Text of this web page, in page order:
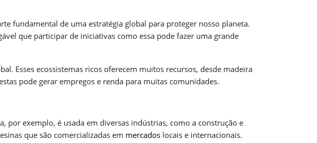
fundamental de uma estratégia global para proteger nosso planeta.
que participar de iniciativas como essa pode fazer uma grande
Esses ecossistemas ricos oferecem muitos recursos, desde madeira
pode gerar empregos e renda para muitas comunidades.
por exemplo, é usada em diversas indústrias, como a construção e
que são comercializadas em mercados locais e internacionais.